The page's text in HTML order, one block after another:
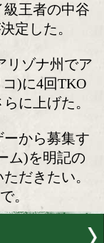
京ネット
いごがMC
プレゼン
ライ級王
とが決定し
でアリゾ
トリコ)に4